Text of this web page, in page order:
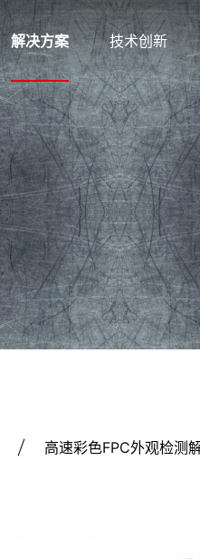
解决方案 技术创新
高速彩色FPC外观检测